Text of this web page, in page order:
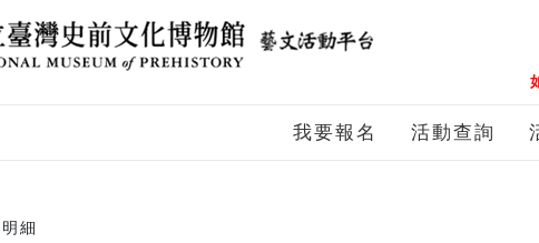
我要報名 活動查詢
細